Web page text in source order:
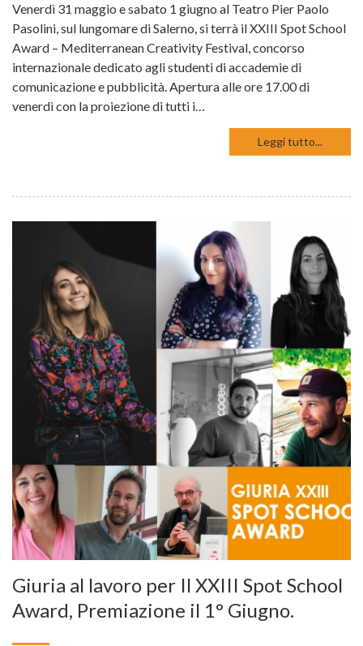
Venerdì 31 maggio e sabato 1 giugno al Teatro Pier Paolo
Pasolini, sul lungomare di Salerno, si terrà il XXIII Spot School
Award – Mediterranean Creativity Festival, concorso
internazionale dedicato agli studenti di accademie di
comunicazione e pubblicità. Apertura alle ore 17.00 di
venerdì con la proiezione di tutti i…
Leggi tutto...
Giuria al lavoro per Il XXIII Spot School
Award, Premiazione il 1° Giugno.